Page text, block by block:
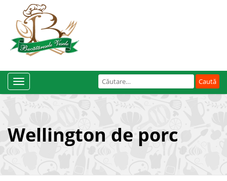
Caută
după:
Toggle
Navigation
Wellington de porc